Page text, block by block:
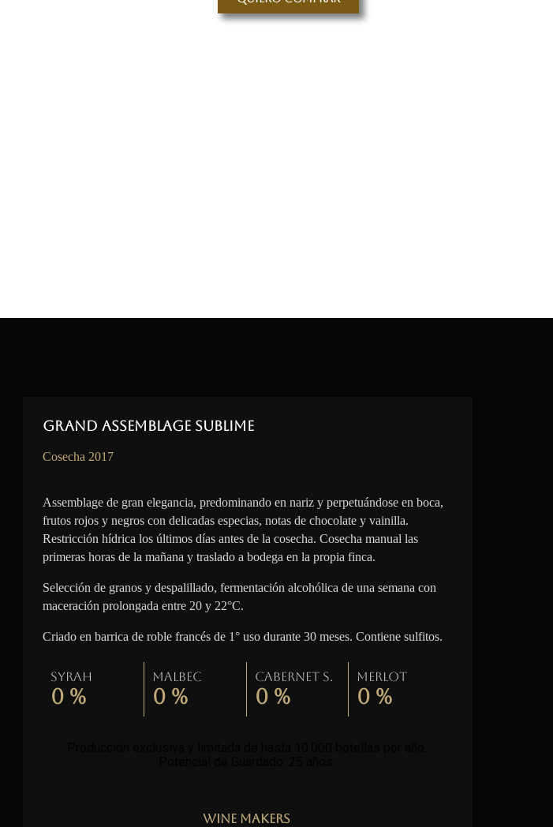
Grand Assemblage Sublime
Cosecha 2017
Assemblage de gran elegancia, predominando en nariz y perpetuándose en boca,
frutos rojos y negros con delicadas especias, notas de chocolate y vainilla.
Restricción hídrica los últimos días antes de la cosecha. Cosecha manual las
primeras horas de la mañana y traslado a bodega en la propia finca.
Selección de granos y despalillado, fermentación alcohólica de una semana con
maceración prolongada entre 20 y 22°C.
Criado en barrica de roble francés de 1° uso durante 30 meses. Contiene sulfitos.
Syrah
0 %
Malbec
0 %
Cabernet S.
0 %
Merlot
0 %
Wine Makers